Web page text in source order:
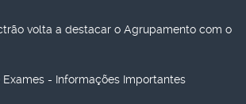
volta a destacar o Agrupamento com o
- Informações Importantes